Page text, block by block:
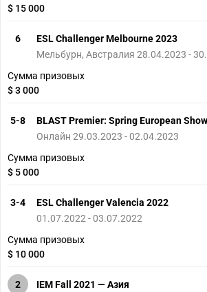
$ 15 000
6
ESL Challenger Melbourne 2023
Мельбурн, Австралия 28.04.2023 -
Сумма призовых
$ 3 000
5-8
BLAST Premier: Spring European
Онлайн 29.03.2023 - 02.04.2023
Сумма призовых
$ 5 000
3-4
ESL Challenger Valencia 2022
01.07.2022 - 03.07.2022
Сумма призовых
$ 10 000
2
IEM Fall 2021 — Азия